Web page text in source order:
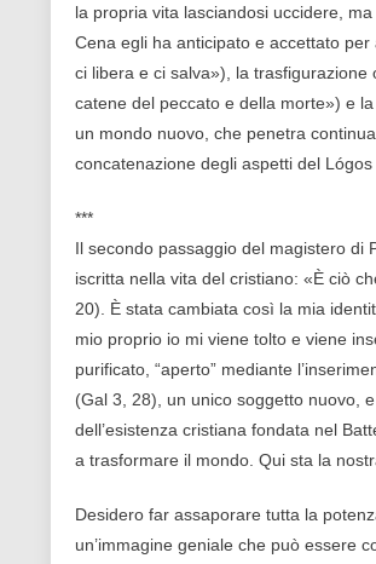
la propria vita lasciandosi uccidere,
Cena egli ha anticipato e accettato
ci libera e ci salva»), la trasfigurazione
catene del peccato e della morte») e
un mondo nuovo, che penetra
concatenazione degli aspetti del
***
Il secondo passaggio del magistero di
iscritta nella vita del cristiano: «È ciò
20). È stata cambiata così la mia
mio proprio io mi viene tolto e viene
purificato, “aperto” mediante
(Gal 3, 28), un unico soggetto nuovo,
dell’esistenza cristiana fondata nel
a trasformare il mondo. Qui sta la
Desidero far assaporare tutta la
un’immagine geniale che può essere